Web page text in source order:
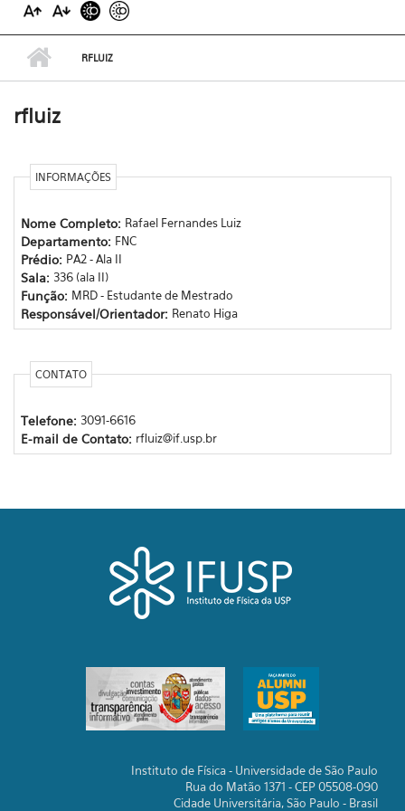
RFLUIZ
rfluiz
INFORMAÇÕES
Nome Completo: Rafael Fer​nandes Luiz
Departamento: FNC
Prédio: PA2 - Ala II
Sala: 336 (ala II)
Função: MRD - Estudante de Mestrado
Responsável/Orientador: Renato Higa
CONTATO
Telefone: 3091-6616
E-mail de Contato: rfluiz@if.usp.br
Instituto de Física - Universidade de São Paulo
Rua do Matão 1371 - CEP 05508-090
Cidade Universitária, São Paulo - Brasil